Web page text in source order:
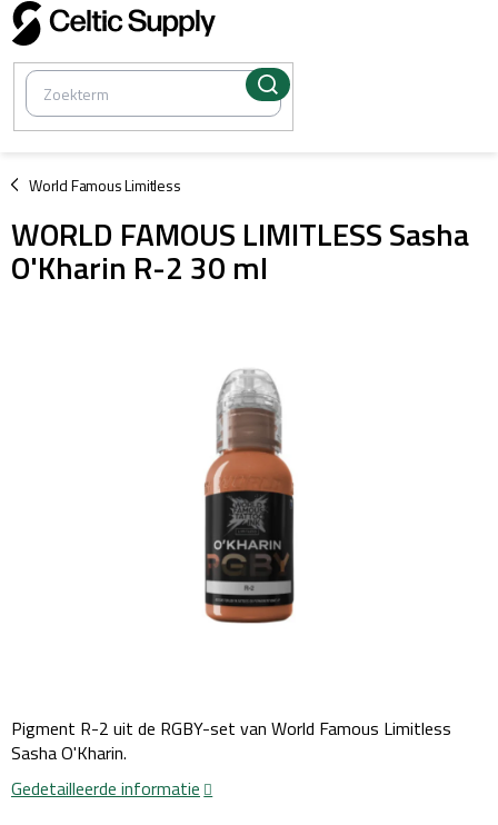
Overslaan
naar
inhoud
World Famous Limitless
/
WORLD FAMOUS LIMITLESS Sasha
O'Kharin R-2 30 ml
Pigment R-2 uit de RGBY-set van World Famous Limitless
Sasha O'Kharin.
Gedetailleerde informatie